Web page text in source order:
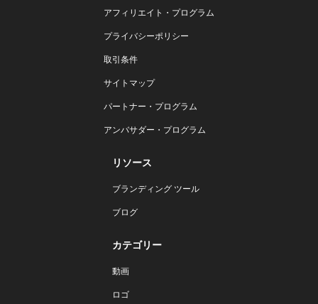
アフィリエイト・プログラム
プライバシーポリシー
取引条件
サイトマップ
パートナー・プログラム
アンバサダー・プログラム
リソース
ブランディング ツール
ブログ
カテゴリー
動画
ロゴ